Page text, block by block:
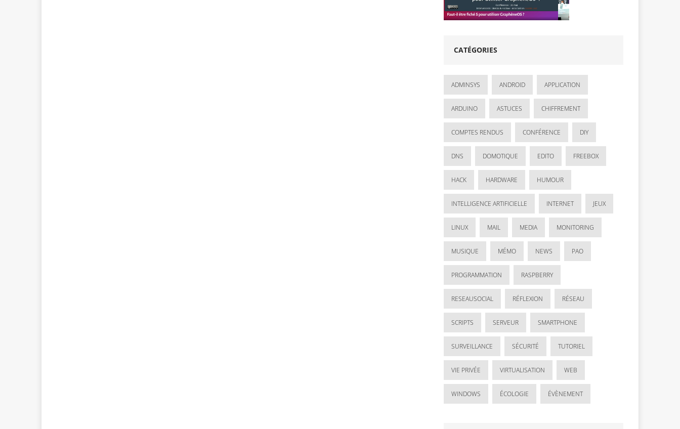
CATÉGORIES
ADMINSYS ANDROID APPLICATION
ARDUINO ASTUCES CHIFFREMENT
COMPTES RENDUS CONFÉRENCE DIY
DNS DOMOTIQUE EDITO FREEBOX
HACK HARDWARE HUMOUR
INTELLIGENCE ARTIFICIELLE INTERNET JEUX
LINUX MAIL MEDIA MONITORING
MUSIQUE MÉMO NEWS PAO
PROGRAMMATION RASPBERRY
RESEAUSOCIAL RÉFLEXION RÉSEAU
SCRIPTS SERVEUR SMARTPHONE
SURVEILLANCE SÉCURITÉ TUTORIEL
VIE PRIVÉE VIRTUALISATION WEB
WINDOWS ÉCOLOGIE ÉVÈNEMENT